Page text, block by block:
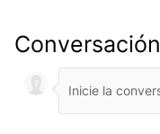
Conversación